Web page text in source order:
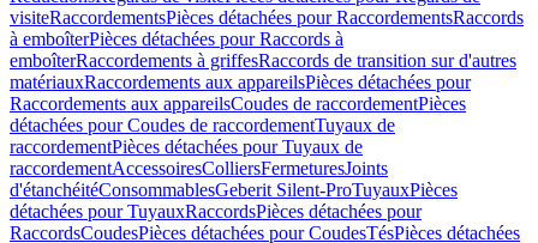
visiteRaccordementsPièces détachées pour RaccordementsRaccords
à emboîterPièces détachées pour Raccords à
emboîterRaccordements à griffesRaccords de transition sur d'autres
matériauxRaccordements aux appareilsPièces détachées pour
Raccordements aux appareilsCoudes de raccordementPièces
détachées pour Coudes de raccordementTuyaux de
raccordementPièces détachées pour Tuyaux de
raccordementAccessoiresColliersFermeturesJoints
d'étanchéitéConsommablesGeberit Silent-ProTuyauxPièces
détachées pour TuyauxRaccordsPièces détachées pour
RaccordsCoudesPièces détachées pour CoudesTésPièces détachées